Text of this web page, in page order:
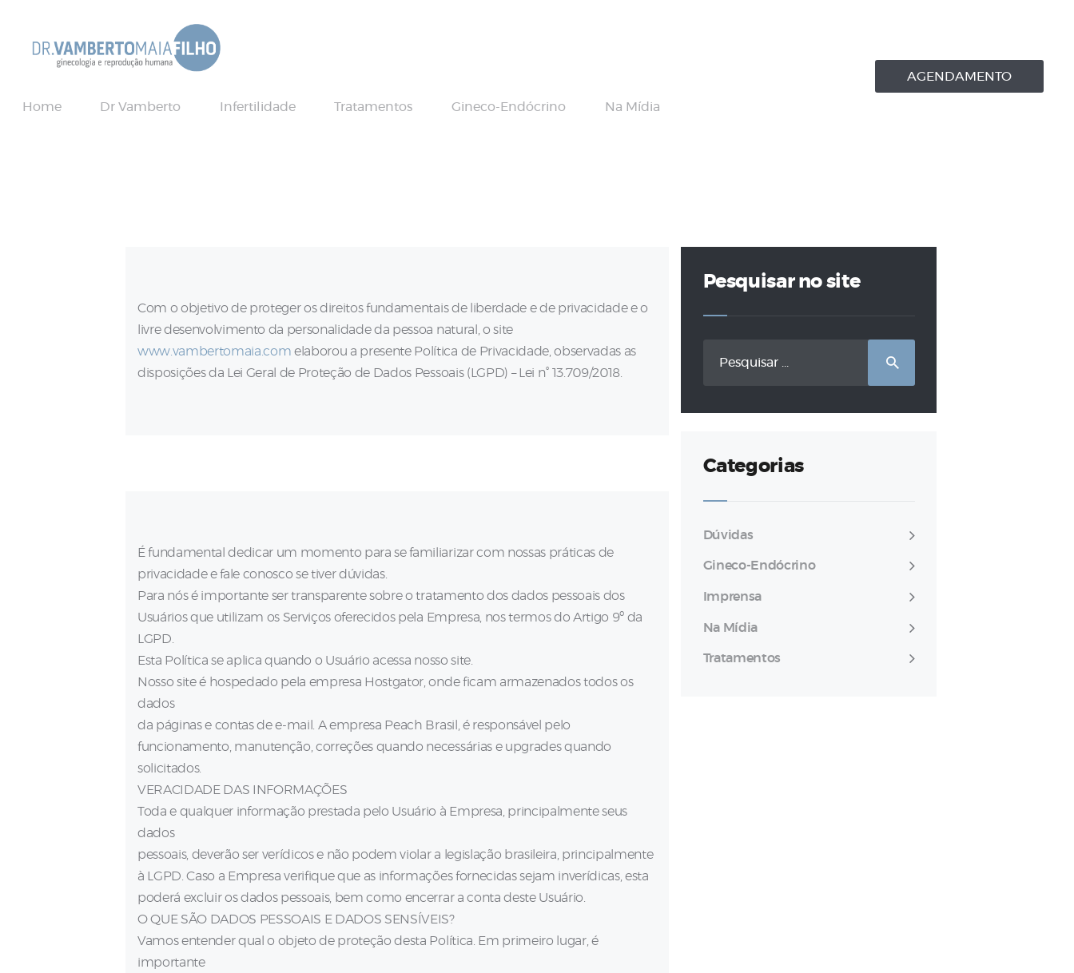
Home Dr Vamberto Infertilidade Tratamentos Gineco-Endócrino Na Mídia
AGENDAMENTO
Maia
Contato
Com o objetivo de proteger os direitos fundamentais de liberdade e de privacidade e o
livre desenvolvimento da personalidade da pessoa natural, o site
www.vambertomaia.com elaborou a presente Política de Privacidade, observadas as
disposições da Lei Geral de Proteção de Dados Pessoais (LGPD) – Lei n° 13.709/2018.
É fundamental dedicar um momento para se familiarizar com nossas práticas de
privacidade e fale conosco se tiver dúvidas.
Para nós é importante ser transparente sobre o tratamento dos dados pessoais dos
Usuários que utilizam os Serviços oferecidos pela Empresa, nos termos do Artigo 9º da
LGPD.
Esta Política se aplica quando o Usuário acessa nosso site.
Nosso site é hospedado pela empresa Hostgator, onde ficam armazenados todos os
dados
da páginas e contas de e-mail. A empresa Peach Brasil, é responsável pelo
funcionamento, manutenção, correções quando necessárias e upgrades quando
solicitados.
VERACIDADE DAS INFORMAÇÕES
Toda e qualquer informação prestada pelo Usuário à Empresa, principalmente seus
dados
pessoais, deverão ser verídicos e não podem violar a legislação brasileira, principalmente
à LGPD. Caso a Empresa verifique que as informações fornecidas sejam inverídicas, esta
poderá excluir os dados pessoais, bem como encerrar a conta deste Usuário.
O QUE SÃO DADOS PESSOAIS E DADOS SENSÍVEIS?
Vamos entender qual o objeto de proteção desta Política. Em primeiro lugar, é
importante
Pesquisar no site
Categorias
Dúvidas
Gineco-Endócrino
Imprensa
Na Mídia
Tratamentos